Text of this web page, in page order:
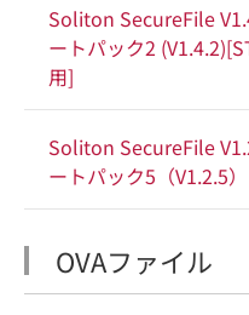
Soliton SecureFile
ートパック2
用]
Soliton SecureFile
ートパック5（V1.2.5）
OVAファイル